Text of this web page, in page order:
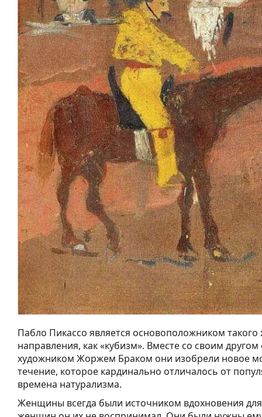
Пабло Пикассо является основоположником такого
направления, как «кубизм». Вместе со своим
художником Жоржем Браком они изобрели новое
течение, которое кардинально отличалось от
времена натурализма.
Женщины всегда были источником вдохновения